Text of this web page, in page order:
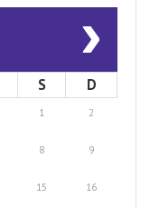
›
S D
1 2
8 9
15 16